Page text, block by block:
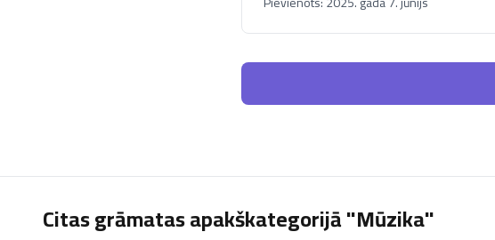
Citas grāmatas apakškategorijā "Mūzika"